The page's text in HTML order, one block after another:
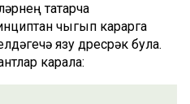
татарча
чыгып карарга
язу дөресрәк була.
карала: